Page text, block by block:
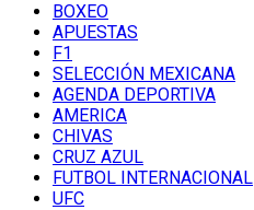
BOXEO
APUESTAS
F1
SELECCIÓN MEXICANA
AGENDA DEPORTIVA
AMERICA
CHIVAS
CRUZ AZUL
FUTBOL INTERNACIONAL
UFC